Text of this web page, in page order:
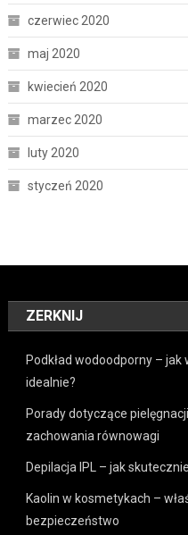
czerwiec 2020
maj 2020
kwiecień 2020
marzec 2020
luty 2020
styczeń 2020
ZERKNIJ
Podkład wodoodporny –
idealnie?
Porady dotyczące
zachowania równowagi
Depilacja IPL – jak
Kaolin w kosmetykach –
bezpieczeństwo